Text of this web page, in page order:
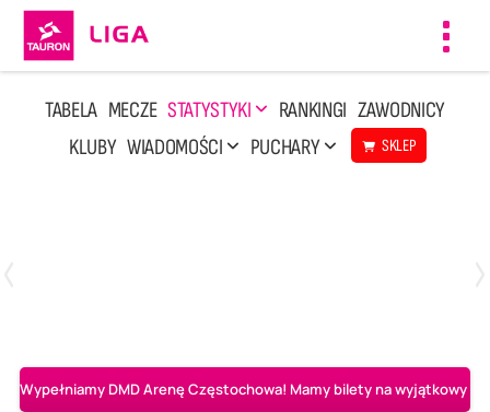
TABELA MECZE STATYSTYKI RANKINGI ZAWODNICY
KLUBY WIADOMOŚCI PUCHARY SKLEP
Wypełniamy DMD Arenę Częstochowa! Mamy bilety na wyjątkowy